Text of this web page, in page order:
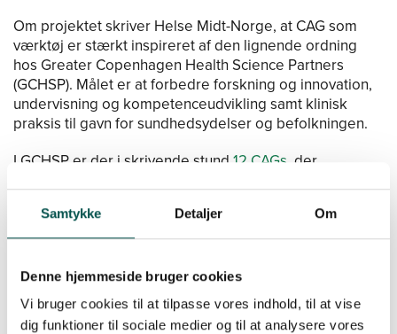
Samtykke Detaljer Om
Denne hjemmeside bruger cookies
Vi bruger cookies til at tilpasse vores indhold, til at vise
dig funktioner til sociale medier og til at analysere vores
Om projektet skriver Helse Midt-Norge, at CAG som
værktøj er stærkt inspireret af den lignende ordning
hos Greater Copenhagen Health Science Partners
(GCHSP). Målet er at forbedre forskning og innovation,
undervisning og kompetenceudvikling samt klinisk
praksis til gavn for sundhedsydelser og befolkningen.
I GCHSP er der i skrivende stund 12 CAGs , der
patienterne.
Norge, Stig A. Slørdahl og dekan ved Fakultet for
medisin og helsevitenskap, NTNU, Björn Gustafsson
fortæller om det norske initiativ